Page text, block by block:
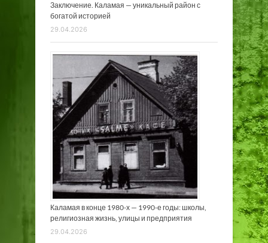
Заключение. Каламая — уникальный район с
богатой историей
29.04.2026
Каламая в конце 1980-х — 1990-е годы: школы,
религиозная жизнь, улицы и предприятия
29.04.2026